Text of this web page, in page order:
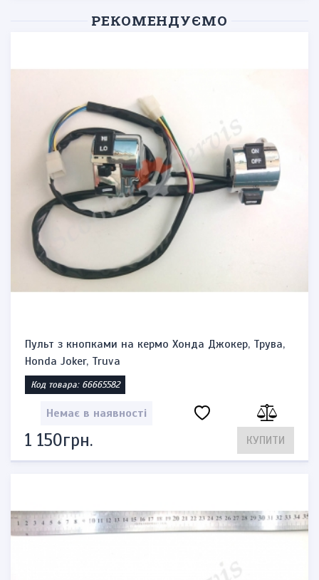
РЕКОМЕНДУЄМО
Пульт з кнопками на кермо Хонда Джокер, Трува,
Honda Joker, Truva
Код товара: 66665582
Немає в наявності
1 150грн. КУПИТИ